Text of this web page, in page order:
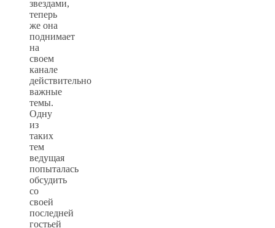
звездами,
теперь
же она
поднимает
на
своем
канале
действительно
важные
темы.
Одну
из
таких
тем
ведущая
попыталась
обсудить
со
своей
последней
гостьей